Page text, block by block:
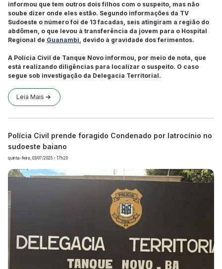
informou que tem outros dois filhos com o suspeito, mas não
soube dizer onde eles estão. Segundo informações da TV
Sudoeste o número foi de 13 facadas, seis atingiram a região do
abdômen, o que levou à transferência da jovem para o Hospital
Regional de Guanambi, devido à gravidade dos ferimentos.
A Polícia Civil de Tanque Novo informou, por meio de nota, que
está realizando diligências para localizar o suspeito. O caso
segue sob investigação da Delegacia Territorial.
Leia Mais
Polícia Civil prende foragido Condenado por latrocínio no
sudoeste baiano
quinta-feira, 03/07/2025 - 17h20